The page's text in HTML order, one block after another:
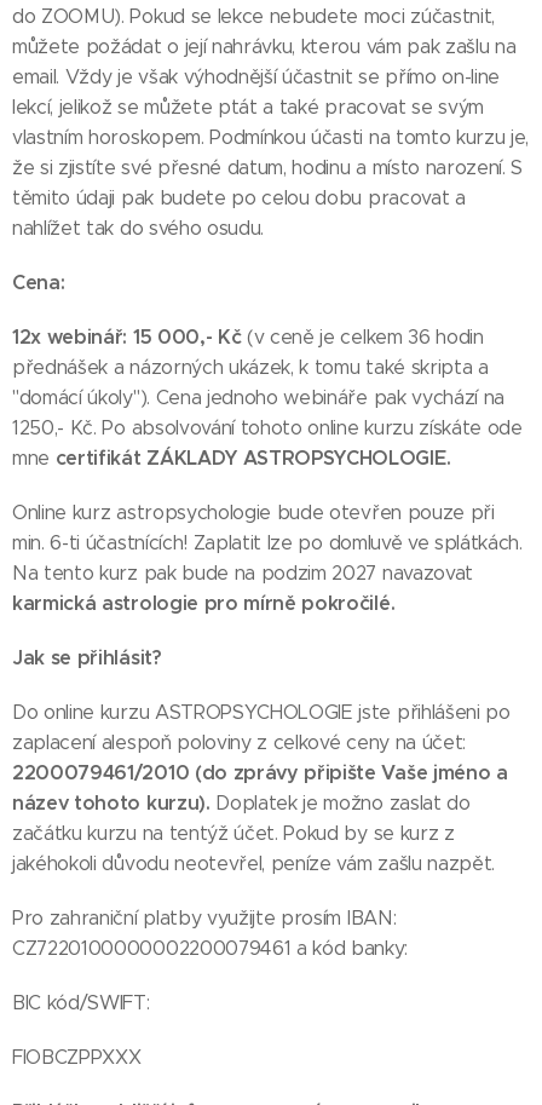
do ZOOMU). Pokud se lekce nebudete moci zúčastnit,
můžete požádat o její nahrávku, kterou vám pak zašlu na
email. Vždy je však výhodnější účastnit se přímo on-line
lekcí, jelikož se můžete ptát a také pracovat se svým
vlastním horoskopem. Podmínkou účasti na tomto kurzu je,
že si zjistíte své přesné datum, hodinu a místo narození. S
těmito údaji pak budete po celou dobu pracovat a
nahlížet tak do svého osudu.
Cena:
12x webinář: 15 000,- Kč (v ceně je celkem 36 hodin
přednášek a názorných ukázek, k tomu také skripta a
"domácí úkoly"). Cena jednoho webináře pak vychází na
1250,- Kč. Po absolvování tohoto online kurzu získáte ode
mne certifikát ZÁKLADY ASTROPSYCHOLOGIE.
Online kurz astropsychologie bude otevřen pouze při
min. 6-ti účastnících! Zaplatit lze po domluvě ve splátkách.
Na tento kurz pak bude na podzim 2027 navazovat
karmická astrologie pro mírně pokročilé.
Jak se přihlásit?
Do online kurzu ASTROPSYCHOLOGIE jste přihlášeni po
zaplacení alespoň poloviny z celkové ceny na účet:
2200079461/2010 (do zprávy připište Vaše jméno a
název tohoto kurzu). Doplatek je možno zaslat do
začátku kurzu na tentýž účet. Pokud by se kurz z
jakéhokoli důvodu neotevřel, peníze vám zašlu nazpět.
Pro zahraniční platby využijte prosím IBAN:
CZ7220100000002200079461 a kód banky:
BIC kód/SWIFT:
FIOBCZPPXXX